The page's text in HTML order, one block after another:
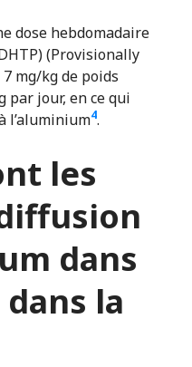
dose hebdomadaire
(Provisionally
mg/kg de poids
par jour, en ce qui
l’aluminium4.
les
dans
la